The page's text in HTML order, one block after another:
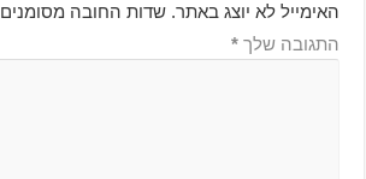
האימייל לא יוצג באתר. שדות החובה מסומנים
התגובה שלך *